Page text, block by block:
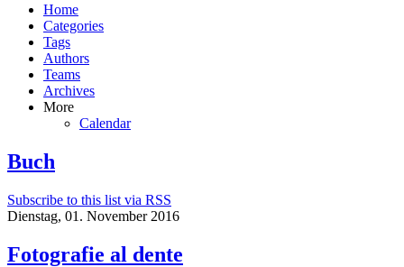
Home
Categories
Tags
Authors
Teams
Archives
More
Calendar
Buch
Subscribe to this list via RSS
Dienstag, 01. November 2016
Fotografie al dente